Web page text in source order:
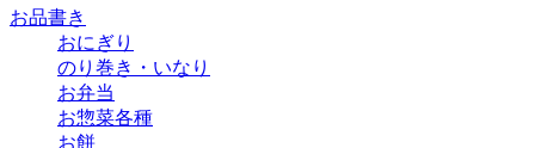
お品書き
おにぎり
のり巻き・いなり
お弁当
お惣菜各種
お餅